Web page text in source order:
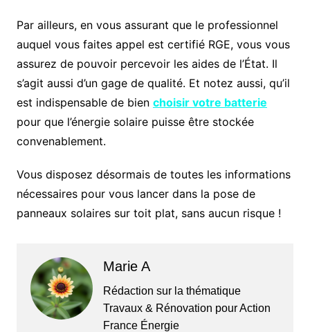
Par ailleurs, en vous assurant que le professionnel
auquel vous faites appel est certifié RGE, vous vous
assurez de pouvoir percevoir les aides de l’État. Il
s’agit aussi d’un gage de qualité. Et notez aussi, qu’il
est indispensable de bien choisir votre batterie
pour que l’énergie solaire puisse être stockée
convenablement.
Vous disposez désormais de toutes les informations
nécessaires pour vous lancer dans la pose de
panneaux solaires sur toit plat, sans aucun risque !
Marie A
Rédaction sur la thématique
Travaux & Rénovation pour Action
France Énergie